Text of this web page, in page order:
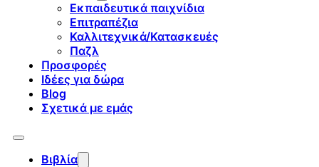
Εκπαιδευτικά παιχνίδια
Επιτραπέζια
Καλλιτεχνικά/Κατασκευές
Παζλ
Προσφορές
Ιδέες για δώρα
Blog
Σχετικά με εμάς
Βιβλία